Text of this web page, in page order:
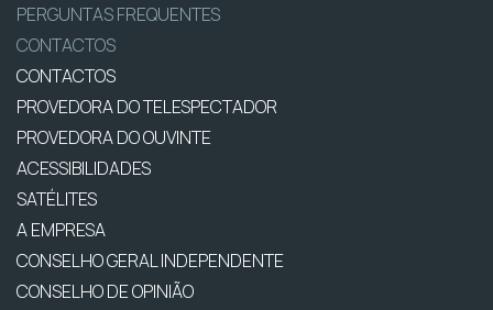
PERGUNTAS FREQUENTES
CONTACTOS
CONTACTOS
PROVEDORA DO TELESPECTADOR
PROVEDORA DO OUVINTE
ACESSIBILIDADES
SATÉLITES
A EMPRESA
CONSELHO GERAL INDEPENDENTE
CONSELHO DE OPINIÃO